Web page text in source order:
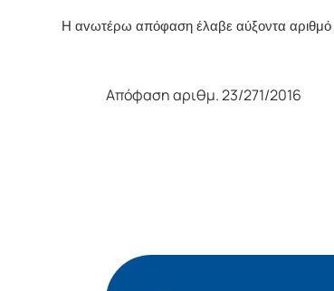
Η αvωτέρω απόφαση έλαβε αύξοντα αριθμό
Απόφαση αριθμ. 23/271/2016